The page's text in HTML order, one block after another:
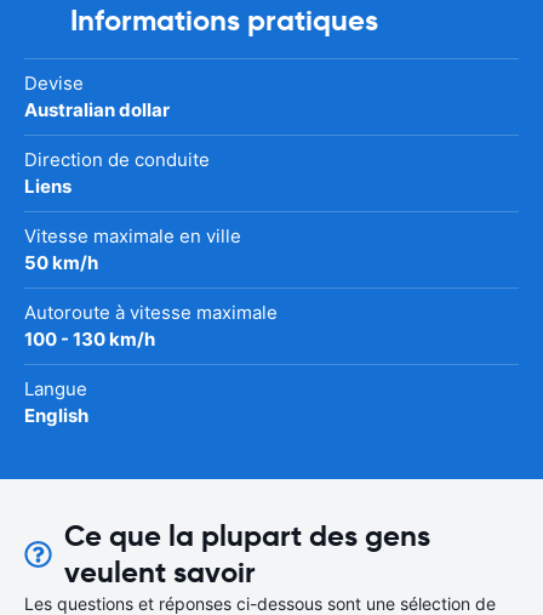
Informations pratiques
Devise
Australian dollar
Direction de conduite
Liens
Vitesse maximale en ville
50 km/h
Autoroute à vitesse maximale
100 - 130 km/h
Langue
English
Ce que la plupart des gens
veulent savoir
Les questions et réponses ci-dessous sont une sélection de